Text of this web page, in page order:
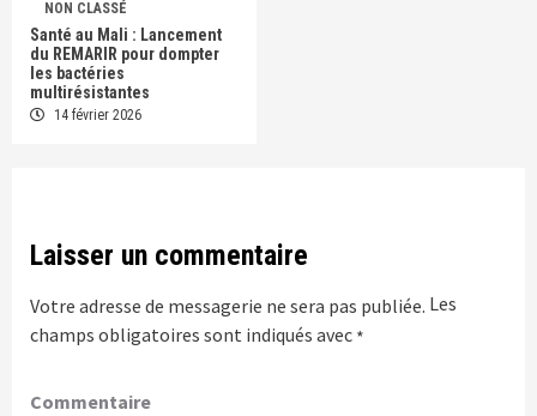
NON CLASSÉ
Santé au Mali : Lancement
du REMARIR pour dompter
les bactéries
multirésistantes
14 février 2026
Laisser un commentaire
Votre adresse de messagerie ne sera pas publiée. Les
champs obligatoires sont indiqués avec *
Commentaire